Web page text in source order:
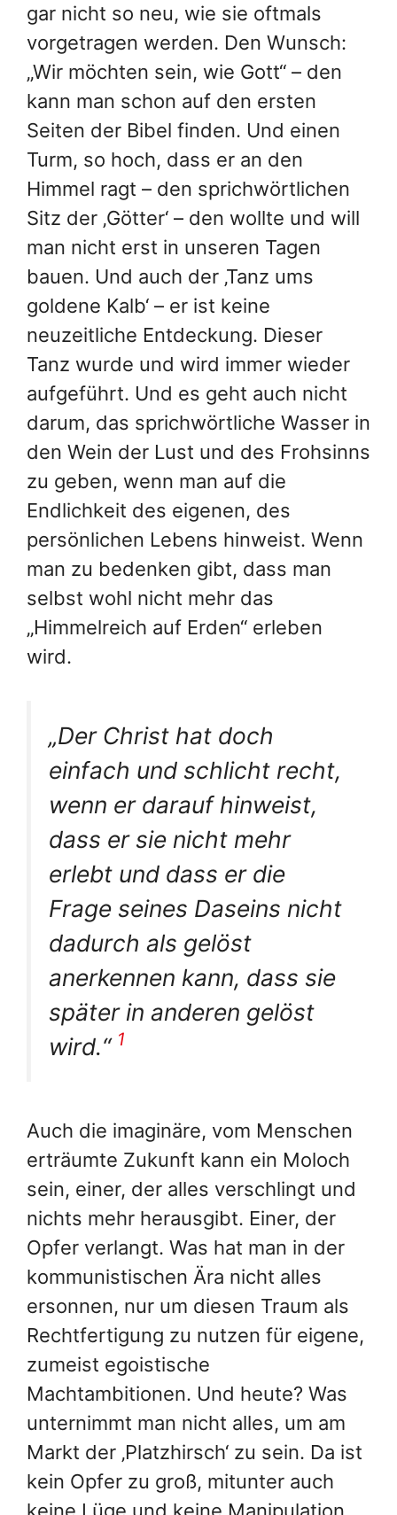
gar nicht so neu, wie sie oftmals
vorgetragen werden. Den Wunsch:
„Wir möchten sein, wie Gott“ – den
kann man schon auf den ersten
Seiten der Bibel finden. Und einen
Turm, so hoch, dass er an den
Himmel ragt – den sprichwörtlichen
Sitz der ‚Götter‘ – den wollte und will
man nicht erst in unseren Tagen
bauen. Und auch der ‚Tanz ums
goldene Kalb‘ – er ist keine
neuzeitliche Entdeckung. Dieser
Tanz wurde und wird immer wieder
aufgeführt. Und es geht auch nicht
darum, das sprichwörtliche Wasser in
den Wein der Lust und des Frohsinns
zu geben, wenn man auf die
Endlichkeit des eigenen, des
persönlichen Lebens hinweist. Wenn
man zu bedenken gibt, dass man
selbst wohl nicht mehr das
„Himmelreich auf Erden“ erleben
wird.
„Der Christ hat doch
einfach und schlicht recht,
wenn er darauf hinweist,
dass er sie nicht mehr
erlebt und dass er die
Frage seines Daseins nicht
dadurch als gelöst
anerkennen kann, dass sie
später in anderen gelöst
wird.“ 1
Auch die imaginäre, vom Menschen
erträumte Zukunft kann ein Moloch
sein, einer, der alles verschlingt und
nichts mehr herausgibt. Einer, der
Opfer verlangt. Was hat man in der
kommunistischen Ära nicht alles
ersonnen, nur um diesen Traum als
Rechtfertigung zu nutzen für eigene,
zumeist egoistische
Machtambitionen. Und heute? Was
unternimmt man nicht alles, um am
Markt der ‚Platzhirsch‘ zu sein. Da ist
kein Opfer zu groß, mitunter auch